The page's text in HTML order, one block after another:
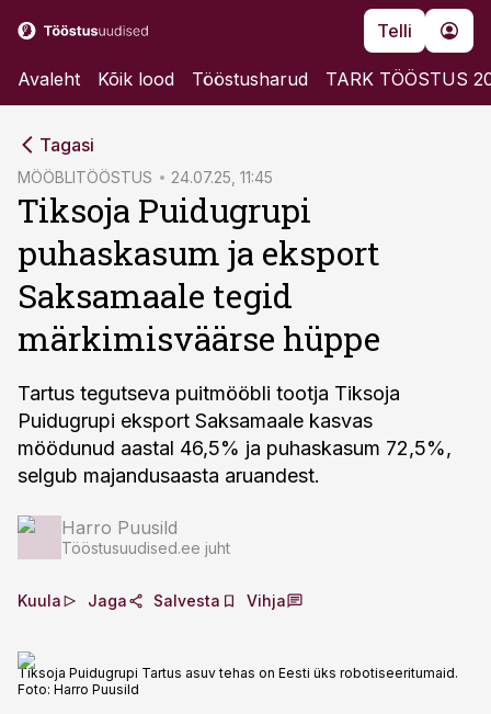
Telli
Avaleht Kõik lood Tööstusharud TARK TÖÖSTUS
Tagasi
MÖÖBLITÖÖSTUS 24.07.25, 11:45
Tiksoja Puidugrupi
puhaskasum ja eksport
Saksamaale tegid
märkimisväärse hüppe
Tartus tegutseva puitmööbli tootja Tiksoja
Puidugrupi eksport Saksamaale kasvas
möödunud aastal 46,5% ja puhaskasum 72,5%,
selgub majandusaasta aruandest.
Harro Puusild
Tööstusuudised.ee juht
Kuula Jaga Salvesta Vihja
Tiksoja Puidugrupi Tartus asuv tehas on Eesti üks robotiseeritumaid.
Foto: Harro Puusild